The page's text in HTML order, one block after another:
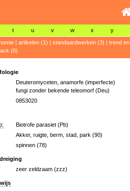
t u v w x y
| artikelen (1) | standaardwerken (3) | trend en
(0)
Deuteromyceten, anamorfe (imperfecte)
fungi zonder bekende teleomorf (Deu)
0853020
Biotrofe parasiet (Pb)
Akker, ruigte, berm, stad, park (90)
spinnen (78)
zeer zeldzaam (zzz)